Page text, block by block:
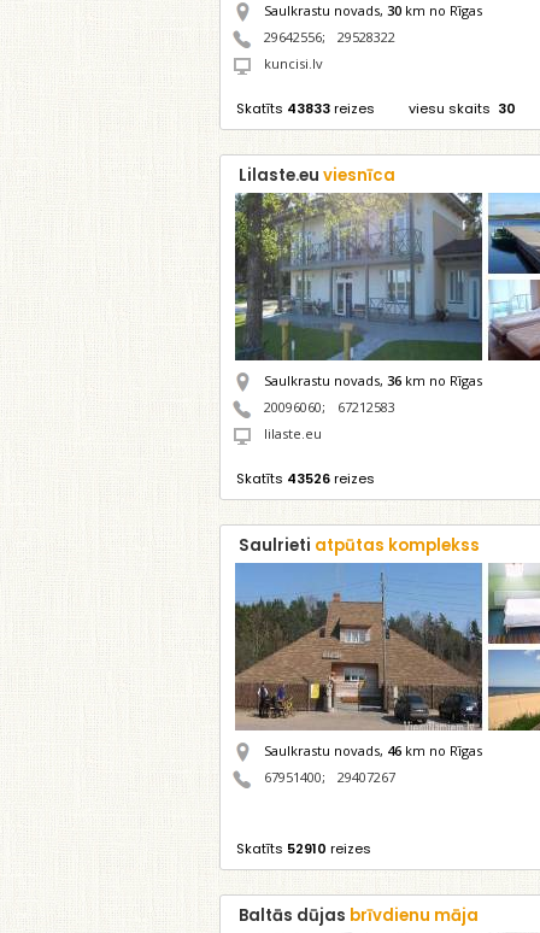
Saulkrastu novads, 30 km no Rīgas
29642556;
29528322
kuncisi.lv
Skatīts 43833reizes viesu skaits 30
Lilaste.eu viesnīca
Saulkrastu novads, 36 km no Rīgas
20096060;
67212583
lilaste.eu
Skatīts 43526reizes
Saulrieti atpūtas komplekss
Saulkrastu novads, 46 km no Rīgas
67951400; 29407267
Skatīts 52910 reizes
Baltās dūjas brīvdienu māja